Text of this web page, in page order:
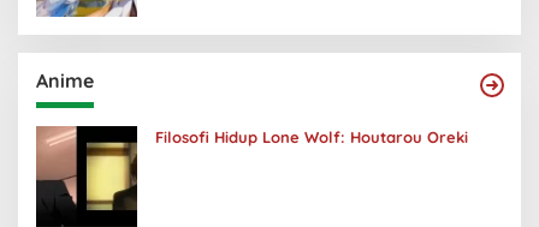
Anime
Filosofi Hidup Lone Wolf: Houtarou Oreki